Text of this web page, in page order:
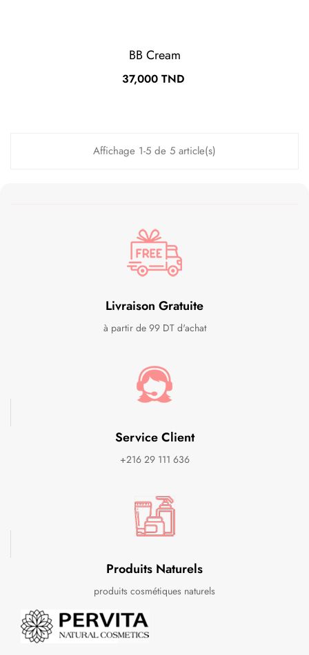
BB Cream
Prix
37,000 TND
Affichage 1-5 de 5 article(s)
Livraison Gratuite
à partir de 99 DT d'achat
Service Client
+216 29 111 636
Produits Naturels
produits cosmétiques naturels